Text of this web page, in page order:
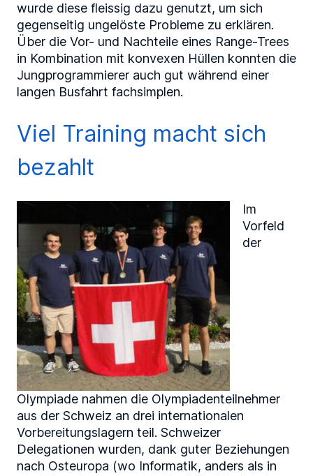
wurde diese fleissig dazu genutzt, um sich
gegenseitig ungelöste Probleme zu erklären.
Über die Vor- und Nachteile eines Range-Trees
in Kombination mit konvexen Hüllen konnten die
Jungprogrammierer auch gut während einer
langen Busfahrt fachsimplen.
Viel Training macht sich
bezahlt
Im
Vorfeld
der
Olympiade nahmen die Olympiadenteilnehmer
aus der Schweiz an drei internationalen
Vorbereitungslagern teil. Schweizer
Delegationen wurden, dank guter Beziehungen
nach Osteuropa (wo Informatik, anders als in